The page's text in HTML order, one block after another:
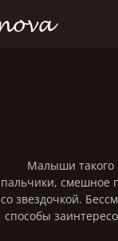
Малыши такого
пальчики, смешное
со звездочкой.
способы